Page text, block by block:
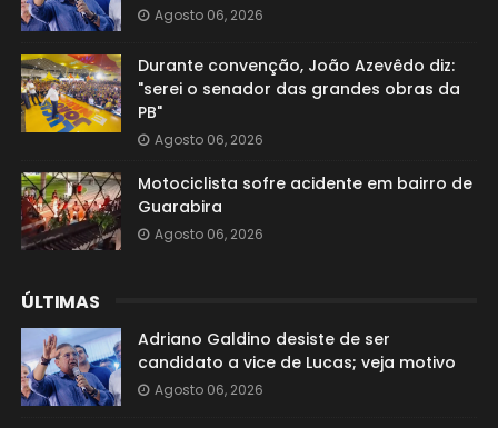
Agosto 06, 2026
Durante convenção, João Azevêdo diz:
"serei o senador das grandes obras da
PB"
Agosto 06, 2026
Motociclista sofre acidente em bairro de
Guarabira
Agosto 06, 2026
ÚLTIMAS
Adriano Galdino desiste de ser
candidato a vice de Lucas; veja motivo
Agosto 06, 2026